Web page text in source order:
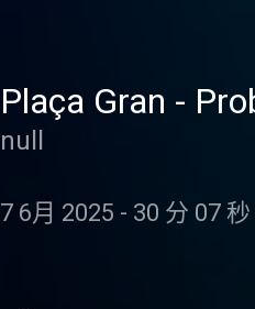
Plaça Gran -
null
7 6月 2025 - 30 分 07 秒